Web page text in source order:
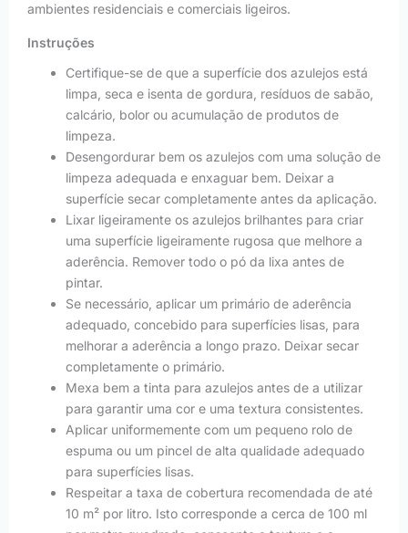
ambientes residenciais e comerciais ligeiros.
Instruções
Certifique-se de que a superfície dos azulejos está
limpa, seca e isenta de gordura, resíduos de sabão,
calcário, bolor ou acumulação de produtos de
limpeza.
Desengordurar bem os azulejos com uma solução de
limpeza adequada e enxaguar bem. Deixar a
superfície secar completamente antes da aplicação.
Lixar ligeiramente os azulejos brilhantes para criar
uma superfície ligeiramente rugosa que melhore a
aderência. Remover todo o pó da lixa antes de
pintar.
Se necessário, aplicar um primário de aderência
adequado, concebido para superfícies lisas, para
melhorar a aderência a longo prazo. Deixar secar
completamente o primário.
Mexa bem a tinta para azulejos antes de a utilizar
para garantir uma cor e uma textura consistentes.
Aplicar uniformemente com um pequeno rolo de
espuma ou um pincel de alta qualidade adequado
para superfícies lisas.
Respeitar a taxa de cobertura recomendada de até
10 m² por litro. Isto corresponde a cerca de 100 ml